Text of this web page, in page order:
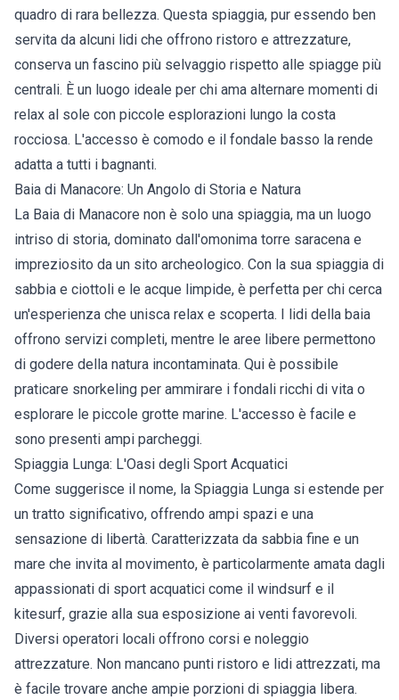
quadro di rara bellezza. Questa spiaggia, pur essendo ben
servita da alcuni lidi che offrono ristoro e attrezzature,
conserva un fascino più selvaggio rispetto alle spiagge più
centrali. È un luogo ideale per chi ama alternare momenti di
relax al sole con piccole esplorazioni lungo la costa
rocciosa. L'accesso è comodo e il fondale basso la rende
adatta a tutti i bagnanti.
Baia di Manacore: Un Angolo di Storia e Natura
La Baia di Manacore non è solo una spiaggia, ma un luogo
intriso di storia, dominato dall'omonima torre saracena e
impreziosito da un sito archeologico. Con la sua spiaggia di
sabbia e ciottoli e le acque limpide, è perfetta per chi cerca
un'esperienza che unisca relax e scoperta. I lidi della baia
offrono servizi completi, mentre le aree libere permettono
di godere della natura incontaminata. Qui è possibile
praticare snorkeling per ammirare i fondali ricchi di vita o
esplorare le piccole grotte marine. L'accesso è facile e
sono presenti ampi parcheggi.
Spiaggia Lunga: L'Oasi degli Sport Acquatici
Come suggerisce il nome, la Spiaggia Lunga si estende per
un tratto significativo, offrendo ampi spazi e una
sensazione di libertà. Caratterizzata da sabbia fine e un
mare che invita al movimento, è particolarmente amata dagli
appassionati di sport acquatici come il windsurf e il
kitesurf, grazie alla sua esposizione ai venti favorevoli.
Diversi operatori locali offrono corsi e noleggio
attrezzature. Non mancano punti ristoro e lidi attrezzati, ma
è facile trovare anche ampie porzioni di spiaggia libera.